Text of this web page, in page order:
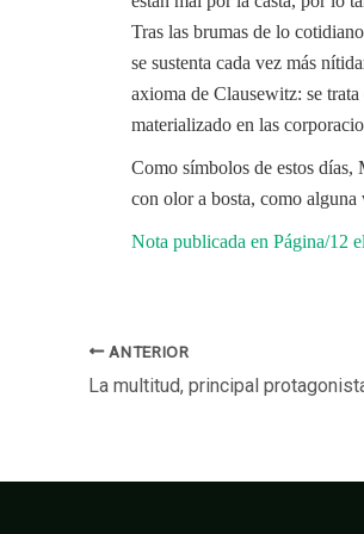
Tras las brumas de lo
se sustenta cada vez más
axioma de Clausewitz: se
materializado en las
Como símbolos de estos días,
con olor a bosta, como alguna
Nota publicada en Página/12
ANTERIOR
La multitud, principal